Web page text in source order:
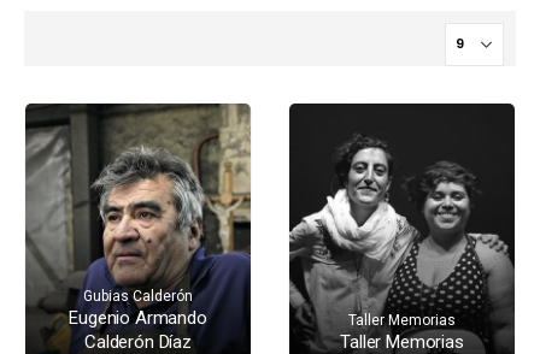
Gubias Calderón
Eugenio Armando
Calderón Díaz
Taller Memorias
Taller Memorias